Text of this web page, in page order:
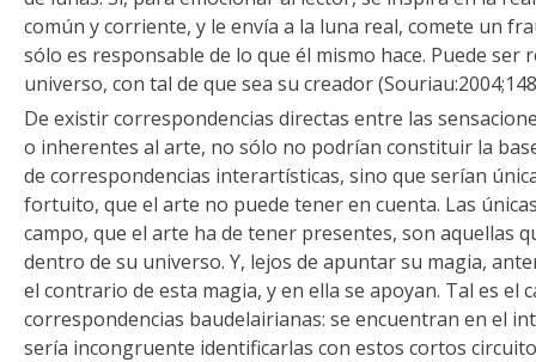
común y corriente, y le envía a la luna real, comete un
sólo es responsable de lo que él mismo hace. Puede ser
universo, con tal de que sea su creador
De existir correspondencias directas entre las
o inherentes al arte, no sólo no podrían constituir la
de correspondencias interartísticas, sino que serían
fortuito, que el arte no puede tener en cuenta. Las
campo, que el arte ha de tener presentes, son aquellas
dentro de su universo. Y, lejos de apuntar su magia,
el contrario de esta magia, y en ella se apoyan. Tal es el
correspondencias baudelairianas: se encuentran en el
sería incongruente identificarlas con estos cortos